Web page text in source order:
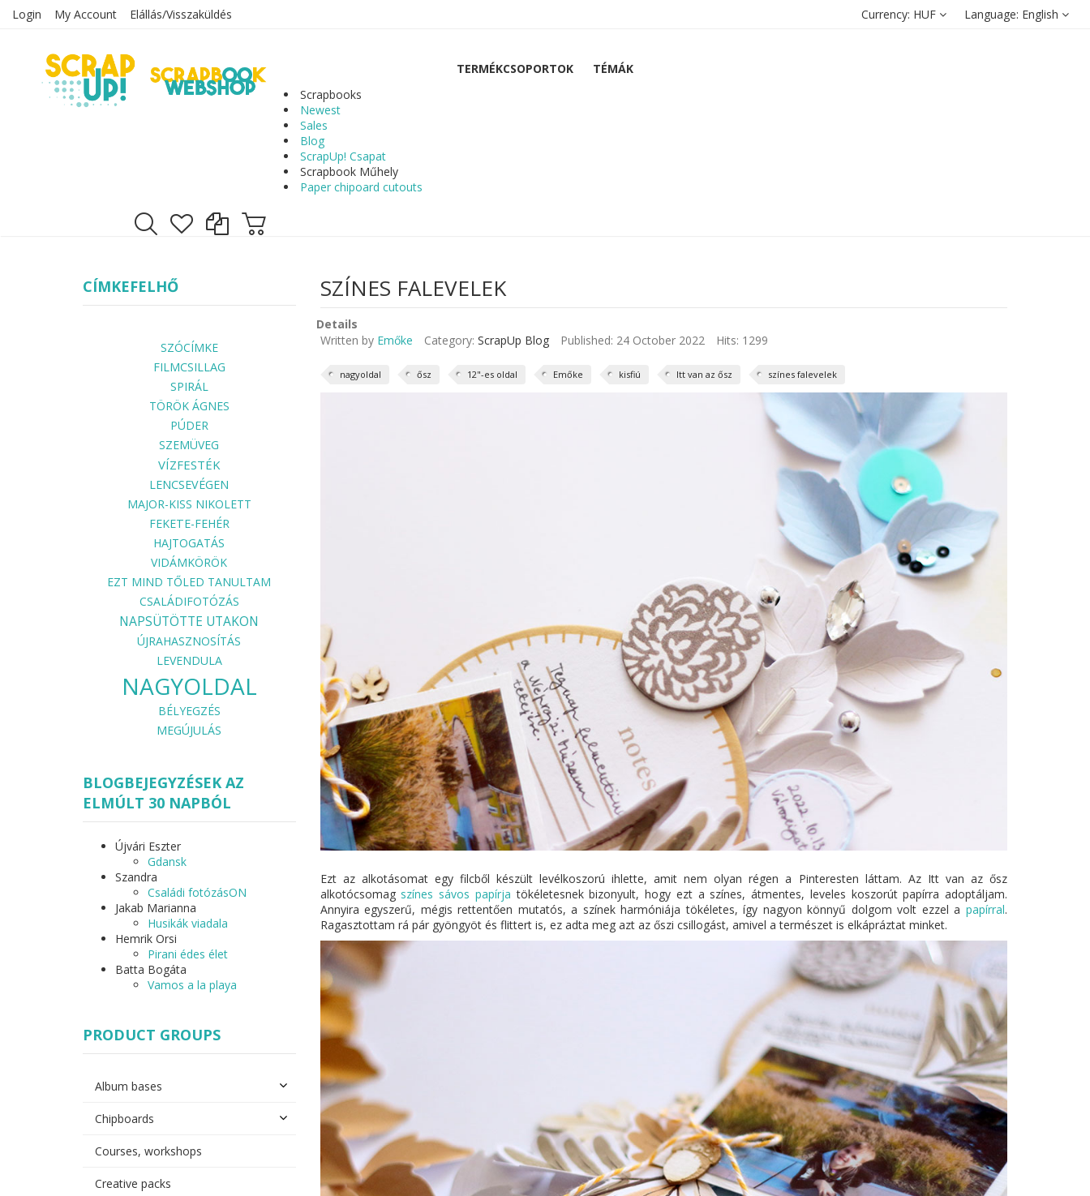
Login My Account Elállás/Visszaküldés Language: English
Currency: HUF
TERMÉKCSOPORTOK
TÉMÁK
Scrapbooks
Newest
Sales
Blog
ScrapUp! Csapat
Scrapbook Műhely
Paper chipoard cutouts
CÍMKEFELHŐ
SZÓCÍMKE
FILMCSILLAG
SPIRÁL
TÖRÖK ÁGNES
PÚDER
SZEMÜVEG
VÍZFESTÉK
LENCSEVÉGEN
MAJOR-KISS NIKOLETT
FEKETE-FEHÉR
HAJTOGATÁS
VIDÁMKÖRÖK
EZT MIND TŐLED TANULTAM
CSALÁDIFOTÓZÁS
NAPSÜTÖTTE UTAKON
ÚJRAHASZNOSÍTÁS
LEVENDULA
NAGYOLDAL
BÉLYEGZÉS
MEGÚJULÁS
BLOGBEJEGYZÉSEK AZ
ELMÚLT 30 NAPBÓL
Újvári Eszter
Gdansk
Szandra
Családi fotózásON
Jakab Marianna
Husikák viadala
Hemrik Orsi
Pirani édes élet
Batta Bogáta
Vamos a la playa
PRODUCT GROUPS
Album bases
Chipboards
Courses, workshops
Creative packs
SZÍNES FALEVELEK
Details
Written by Emőke Category: ScrapUp Blog Published: 24 October 2022 Hits: 1299
nagyoldal ősz 12"-es oldal Emőke kisfiú Itt van az ősz színes falevelek
Ezt az alkotásomat egy filcből készült levélkoszorú ihlette, amit nem olyan régen a Pinteresten láttam. Az Itt van az ősz
alkotócsomag színes sávos papírja tökéletesnek bizonyult, hogy ezt a színes, átmentes, leveles koszorút papírra adoptáljam.
Annyira egyszerű, mégis rettentően mutatós, a színek harmóniája tökéletes, így nagyon könnyű dolgom volt ezzel a papírral.
Ragasztottam rá pár gyöngyöt és flittert is, ez adta meg azt az őszi csillogást, amivel a természet is elkápráztat minket.